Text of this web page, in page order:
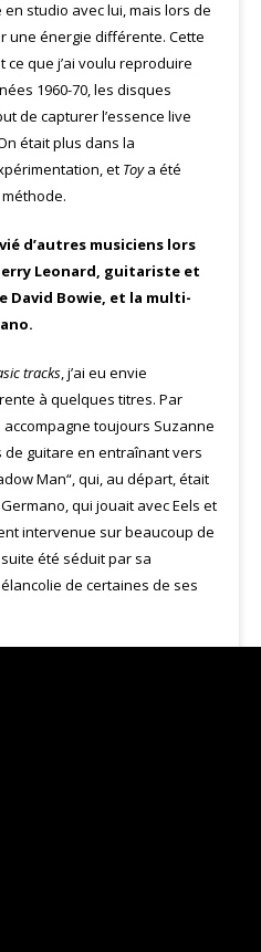
en studio avec lui, mais lors de
une énergie différente. Cette
ce que j’ai voulu reproduire
1960-70, les disques
de capturer l’essence live
était plus dans la
et Toya été
d’autres musiciens lors
Leonard, guitariste et
Bowie, et la multi-
tracks, j’ai eu envie
à quelques titres. Par
toujours Suzanne
de guitare en entraînant vers
Man“, qui, au départ, était
qui jouait avec Eels et
intervenue sur beaucoup de
été séduit par sa
de certaines de ses